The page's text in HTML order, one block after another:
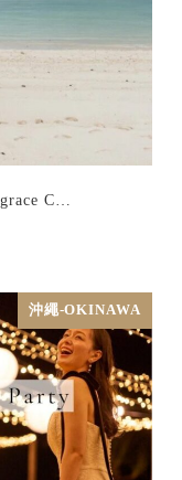
C…
沖繩-OKINAWA